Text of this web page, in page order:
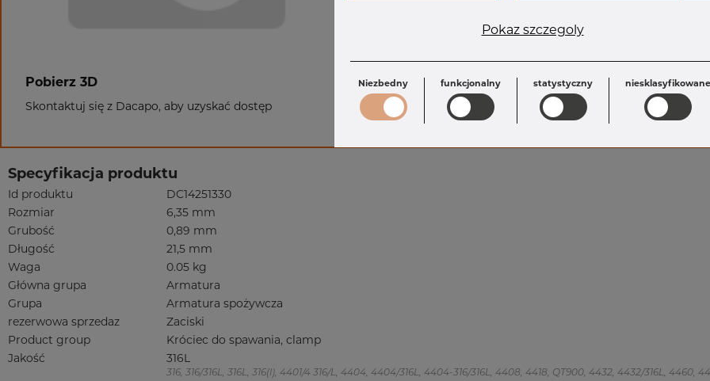
Pobierz 3D
Skontaktuj się z Dacapo, aby uzyskać dostęp
D3: 25.4 mm D2: 4.57 mm
D4: 20.2 mm
l3: 21.05 mm
D1: 6.35 mm
l1: 3.6 mm
R2: 2.0 mm
Specyfikacja produktu
Id produktu
DC14251330
Rozmiar
6,35 mm
Grubość
0,89 mm
Długość
21,5 mm
Waga
0.05 kg
Główna grupa
Armatura
Grupa
Armatura spożywcza
rezerwowa sprzedaz
Zaciski
Product group
Króciec do spawania, clamp
Jakość
316L
316, 316/316L, 316L, 316(l), 4401/4 316/L, 4404, 4404/316L, 4404-316/316L, 4408, 4418, QT900, 4432, 4432/316L, 4460,
Pokaz szczegoly
Niezbedny funkcjonalny statystyczny niesklasyfikowane